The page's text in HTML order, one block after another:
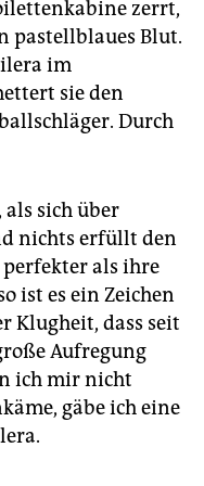
zerrt,
pastellblaues Blut.
im
sie den
Durch
sich über
nichts erfüllt den
perfekter als ihre
ist es ein Zeichen
Klugheit, dass seit
Aufregung
ich mir nicht
gäbe ich eine